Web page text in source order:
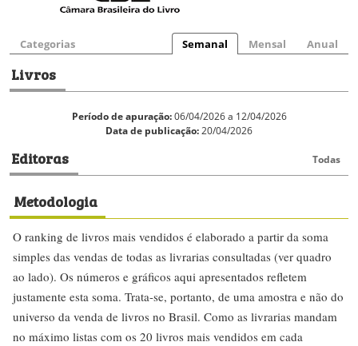
Categorias Semanal Mensal Anual
Livros
Período de apuração:06/04/2026 a 12/04/2026
Data de publicação:20/04/2026
Editoras Todas
Metodologia
O ranking de livros mais vendidos é elaborado a partir da soma
simples das vendas de todas as livrarias consultadas (ver quadro
ao lado). Os números e gráficos aqui apresentados refletem
justamente esta soma. Trata-se, portanto, de uma amostra e não do
universo da venda de livros no Brasil. Como as livrarias mandam
no máximo listas com os 20 livros mais vendidos em cada